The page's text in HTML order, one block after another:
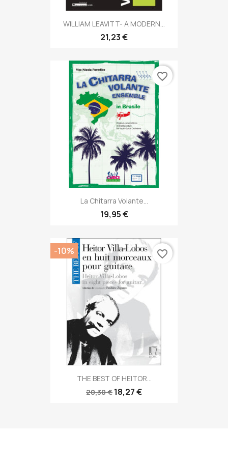
WILLIAM LEAVITT- A MODERN...
21,23 €
La Chitarra Volante...
19,95 €
favorite_border
THE BEST OF HEITOR...
20,30 € 18,27 €
-10% favorite_border